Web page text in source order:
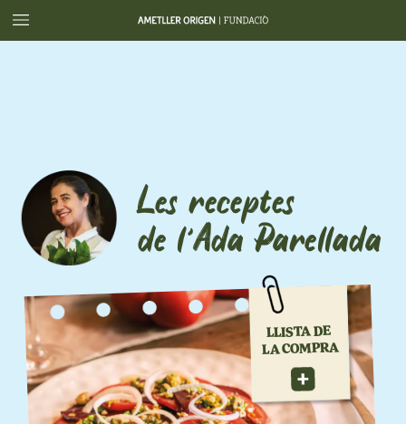
Les receptes
de l’AdaParellada
LLISTADE
LACOMPRA